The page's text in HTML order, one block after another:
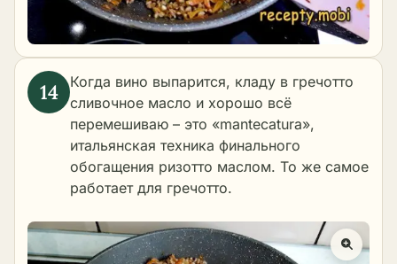
Когда вино выпарится, кладу в гречотто
сливочное масло и хорошо всё
перемешиваю – это «mantecatura»,
итальянская техника финального
обогащения ризотто маслом. То же самое
работает для гречотто.